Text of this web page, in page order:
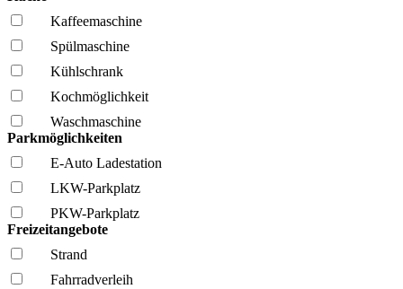
Kaffee­maschine
Spül­maschine
Kühl­schrank
Kochmöglich­keit
Wasch­maschine
Parkmöglichkeiten
E-Auto Ladestation
LKW-Parkplatz
PKW-Parkplatz
Freizeitangebote
Strand
Fahrrad­verleih